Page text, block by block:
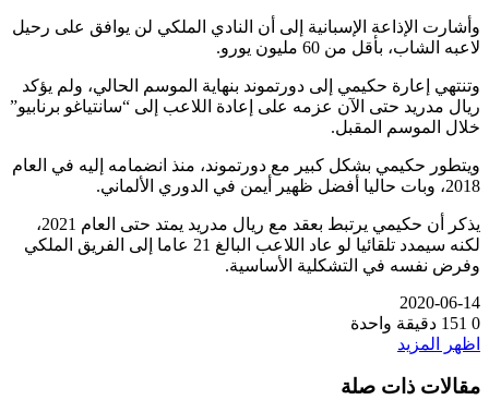
وأشارت الإذاعة الإسبانية إلى أن النادي الملكي لن يوافق على رحيل
لاعبه الشاب، بأقل من 60 مليون يورو.
وتنتهي إعارة حكيمي إلى دورتموند بنهاية الموسم الحالي، ولم يؤكد
ريال مدريد حتى الآن عزمه على إعادة اللاعب إلى “سانتياغو برنابيو”
خلال الموسم المقبل.
ويتطور حكيمي بشكل كبير مع دورتموند، منذ انضمامه إليه في العام
2018، وبات حاليا أفضل ظهير أيمن في الدوري الألماني.
يذكر أن حكيمي يرتبط بعقد مع ريال مدريد يمتد حتى العام 2021،
لكنه سيمدد تلقائيا لو عاد اللاعب البالغ 21 عاما إلى الفريق الملكي
وفرض نفسه في التشكلية الأساسية.
2020-06-14
0
دقيقة واحدة
اظهر المزيد
مقالات ذات صلة